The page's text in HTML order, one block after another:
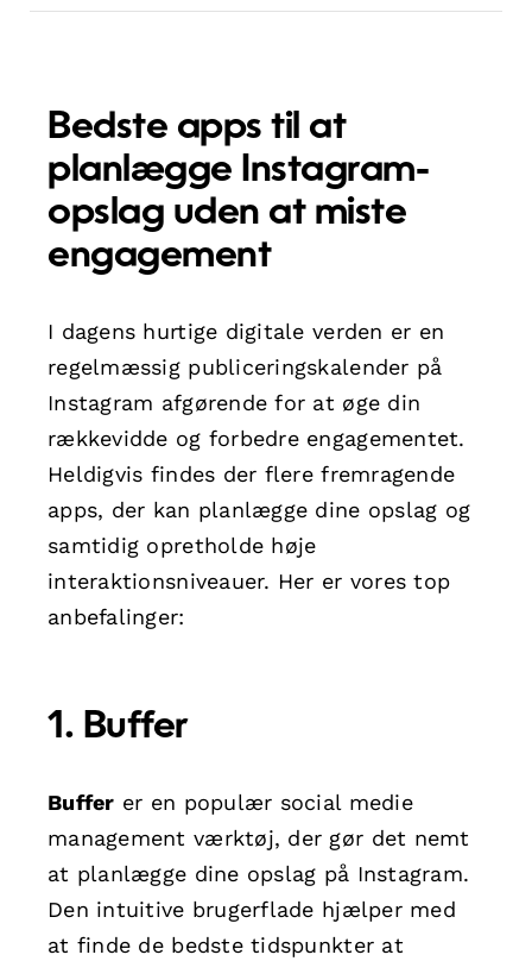
Bedste apps til at
planlægge Instagram-
opslag uden at miste
engagement
I dagens hurtige digitale verden er en
regelmæssig publiceringskalender på
Instagram afgørende for at øge din
rækkevidde og forbedre engagementet.
Heldigvis findes der flere fremragende
apps, der kan planlægge dine opslag og
samtidig opretholde høje
interaktionsniveauer. Her er vores top
anbefalinger:
1. Buffer
Buffer er en populær social medie
management værktøj, der gør det nemt
at planlægge dine opslag på Instagram.
Den intuitive brugerflade hjælper med
at finde de bedste tidspunkter at